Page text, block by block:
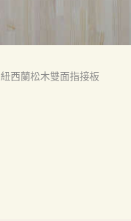
紐西蘭松木雙面指接板